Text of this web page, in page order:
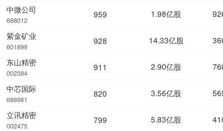
中微公司
688012
紫金矿业
601899
东山精密
002384
中芯国际
688981
立讯精密
002475
959 1.98亿股
928 14.33亿股
911 2.90亿股
820 3.56亿股
799 5.83亿股